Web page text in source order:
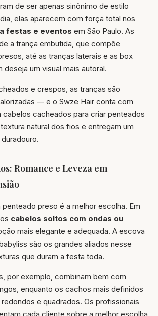
de ser apenas sinônimo de estilo
elas aparecem com força total nos
festas e eventos em São Paulo. As
a trança embutida, que compõe
até as tranças laterais e as box
deseja um visual mais autoral.
e crespos, as tranças são
— e o Swze Hair conta com
cacheados para criar penteados
natural dos fios e entregam um
Romance e Leveza em
preso é a melhor escolha. Em
cabelos soltos com ondas ou
mais elegante e adequada. A escova
são os grandes aliados nesse
que duram a festa toda.
por exemplo, combinam bem com
enquanto os cachos mais definidos
e quadrados. Os profissionais